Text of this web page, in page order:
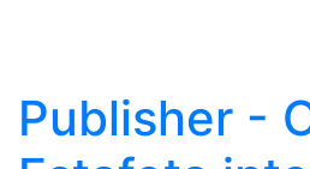
Publisher -